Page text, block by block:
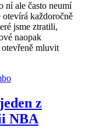
ní ale často neumí
každoročně
jsme ztratili,
naopak
mluvit
z
NBA